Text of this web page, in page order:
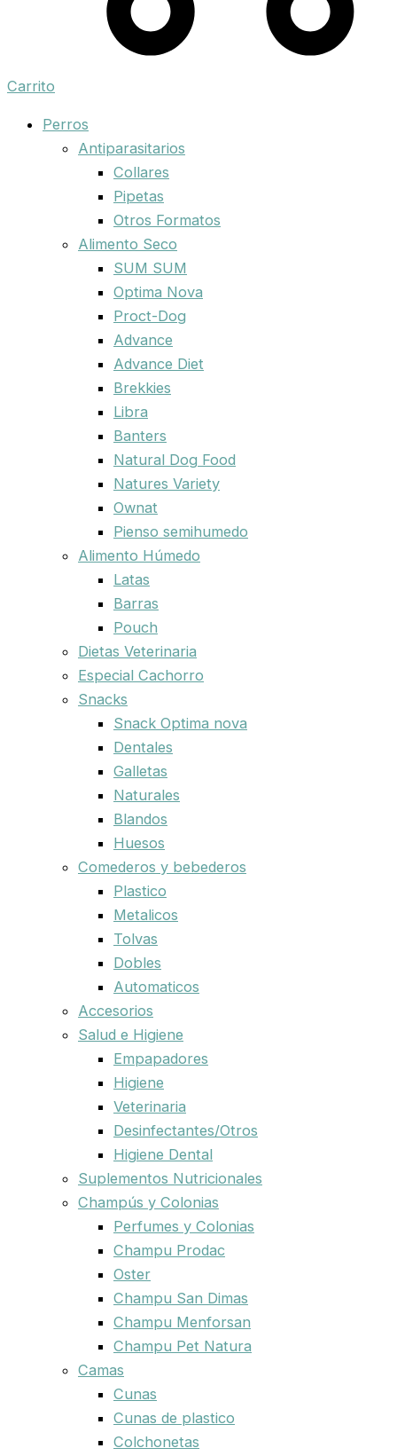
Carrito
Perros
Antiparasitarios
Collares
Pipetas
Otros Formatos
Alimento Seco
SUM SUM
Optima Nova
Proct-Dog
Advance
Advance Diet
Brekkies
Libra
Banters
Natural Dog Food
Natures Variety
Ownat
Pienso semihumedo
Alimento Húmedo
Latas
Barras
Pouch
Dietas Veterinaria
Especial Cachorro
Snacks
Snack Optima nova
Dentales
Galletas
Naturales
Blandos
Huesos
Comederos y bebederos
Plastico
Metalicos
Tolvas
Dobles
Automaticos
Accesorios
Salud e Higiene
Empapadores
Higiene
Veterinaria
Desinfectantes/Otros
Higiene Dental
Suplementos Nutricionales
Champús y Colonias
Perfumes y Colonias
Champu Prodac
Oster
Champu San Dimas
Champu Menforsan
Champu Pet Natura
Camas
Cunas
Cunas de plastico
Colchonetas